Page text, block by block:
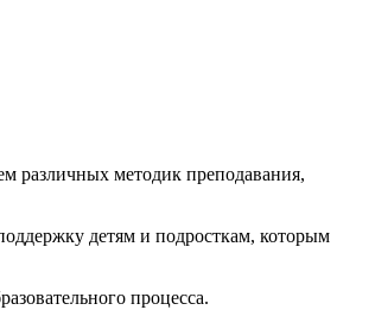
различных методик преподавания,
детям и подросткам, которым
процесса.